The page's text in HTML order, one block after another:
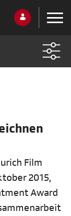
Film
2015,
Award